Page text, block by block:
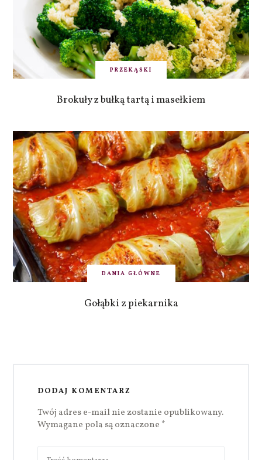
PRZEKĄSKI
Brokuły z bułką tartą i masełkiem
DANIA GŁÓWNE
Gołąbki z piekarnika
DODAJ KOMENTARZ
Twój adres e-mail nie zostanie opublikowany.
Wymagane pola są oznaczone *